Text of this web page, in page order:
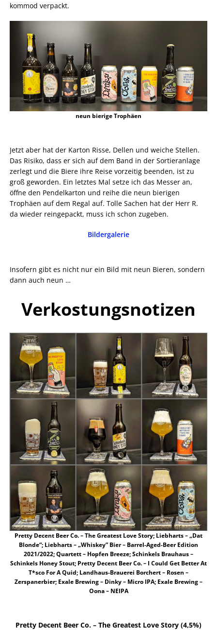
kommod verpackt.
neun bierige Trophäen
Jetzt aber hat der Karton Risse, Dellen und weiche Stellen.
Das Risiko, dass er sich auf dem Band in der Sortieranlage
zerlegt und die Biere ihre Reise vorzeitig beenden, ist zu
groß geworden. Ein letztes Mal setze ich das Messer an,
öffne den Pendelkarton und reihe die neun bierigen
Trophäen auf dem Regal auf. Tolle Sachen hat der Herr R.
da wieder reingepackt, muss ich schon zugeben.
Bildergalerie
Insofern gibt es nicht nur ein Bild mit neun Bieren, sondern
dann auch neun …
Verkostungsnotizen
Pretty Decent Beer Co. – The Greatest Love Story; Liebharts – „Dat
Blonde“; Liebharts – „Whiskey” Bier – Barrel-Aged-Beer Edition
2021/2022; Quartett – Hopfen Breeze; Schinkels Brauhaus –
Schinkels Honey Stout; Pretty Decent Beer Co. – I Could Get Better At
T*sco For A Quid; Landhaus-Brauerei Borchert – Rosen –
Zerspanerbier; Exale Brewing – Dinky – Micro IPA; Exale Brewing –
Oona – NEIPA
Pretty Decent Beer Co. – The Greatest Love Story (4,5%)